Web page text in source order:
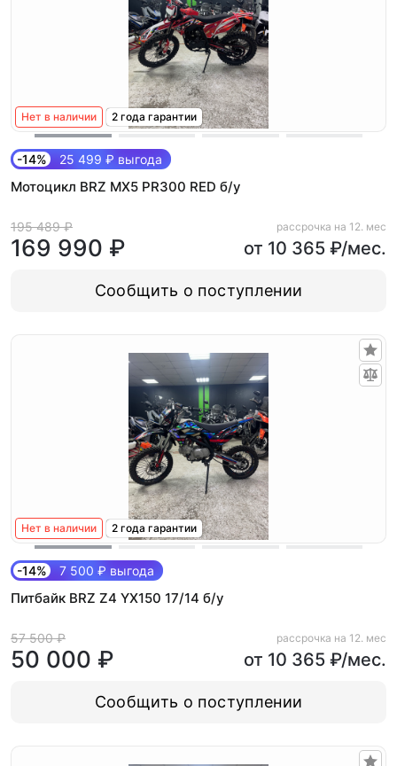
Нет в наличии 2 года гарантии
-14% 25 499 ₽ выгода
Мотоцикл BRZ MX5 PR300 RED б/у
195 489 ₽
169 990 ₽
рассрочка на 12. мес
от 10 365 ₽/мес.
Сообщить о поступлении
Нет в наличии 2 года гарантии
-14% 7 500 ₽ выгода
Питбайк BRZ Z4 YX150 17/14 б/у
57 500 ₽
50 000 ₽
рассрочка на 12. мес
от 10 365 ₽/мес.
Сообщить о поступлении